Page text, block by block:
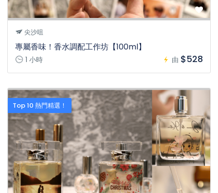
尖沙咀
專屬香味！香水調配工作坊【100ml】
1 小時 由 $528
Top 10 熱門精選！